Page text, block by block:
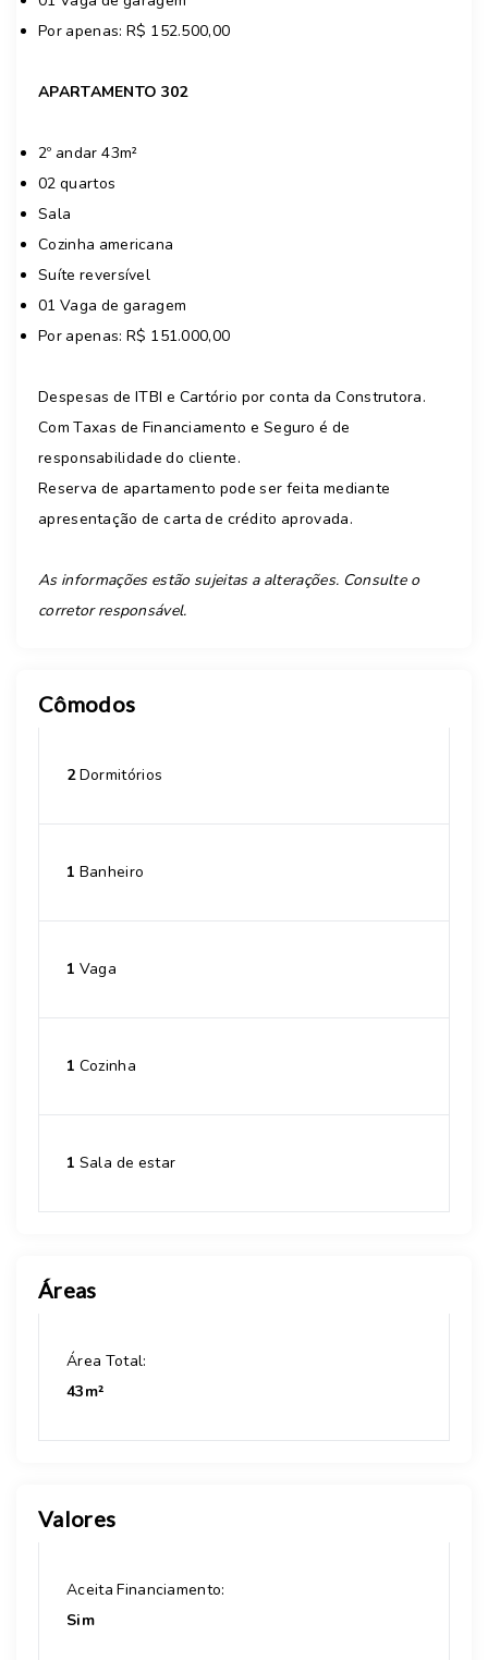
Por apenas: R$ 152.500,00
APARTAMENTO 302
2º andar 43m²
02 quartos
Sala
Cozinha americana
Suíte reversível
01 Vaga de garagem
Por apenas: R$ 151.000,00
Despesas de ITBI e Cartório por conta da Construtora.
Com Taxas de Financiamento e Seguro é de
responsabilidade do cliente.
Reserva de apartamento pode ser feita mediante
apresentação de carta de crédito aprovada.
As informações estão sujeitas a alterações. Consulte o
corretor responsável.
Cômodos
2Dormitórios
1 Banheiro
1 Vaga
1 Cozinha
1 Sala de estar
Áreas
Área Total:
43m²
Valores
Aceita Financiamento:
Sim